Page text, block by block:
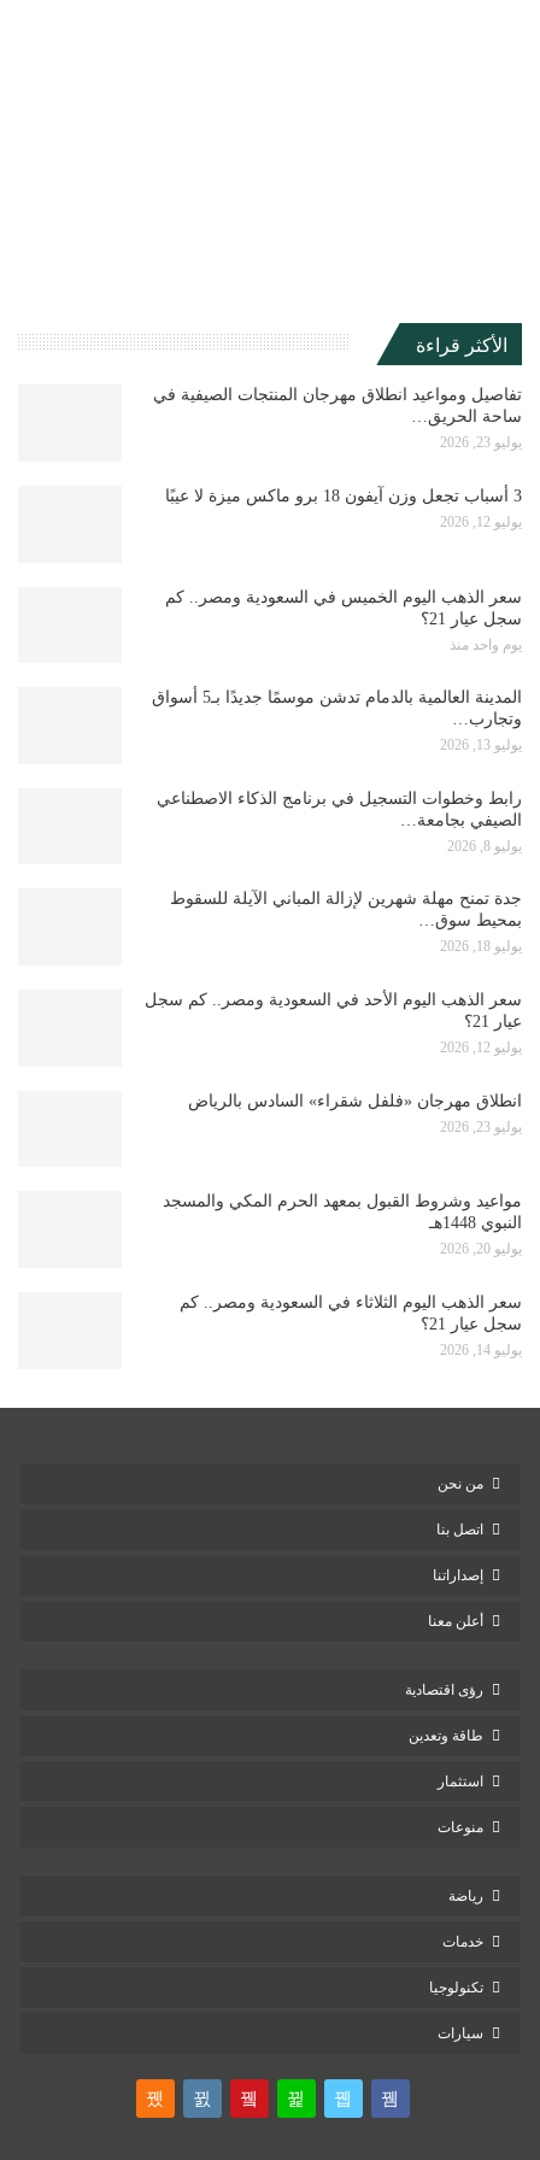
الأكثر قراءة
تفاصيل ومواعيد انطلاق مهرجان المنتجات الصيفية في
ساحة الحريق…
يوليو 23, 2026
3 أسباب تجعل وزن آيفون 18 برو ماكس ميزة لا عيبًا
يوليو 12, 2026
سعر الذهب اليوم الخميس في السعودية ومصر.. كم
سجل عيار 21؟
يوم واحد منذ
المدينة العالمية بالدمام تدشن موسمًا جديدًا بـ5 أسواق
وتجارب…
يوليو 13, 2026
رابط وخطوات التسجيل في برنامج الذكاء الاصطناعي
الصيفي بجامعة…
يوليو 8, 2026
جدة تمنح مهلة شهرين لإزالة المباني الآيلة للسقوط
بمحيط سوق…
يوليو 18, 2026
سعر الذهب اليوم الأحد في السعودية ومصر.. كم سجل
عيار 21؟
يوليو 12, 2026
انطلاق مهرجان «فلفل شقراء» السادس بالرياض
يوليو 23, 2026
مواعيد وشروط القبول بمعهد الحرم المكي والمسجد
النبوي 1448هـ
يوليو 20, 2026
سعر الذهب اليوم الثلاثاء في السعودية ومصر.. كم
سجل عيار 21؟
يوليو 14, 2026
من نحن
اتصل بنا
إصداراتنا
أعلن معنا
رؤى اقتصادية
طاقة وتعدين
استثمار
منوعات
رياضة
خدمات
تكنولوجيا
سيارات